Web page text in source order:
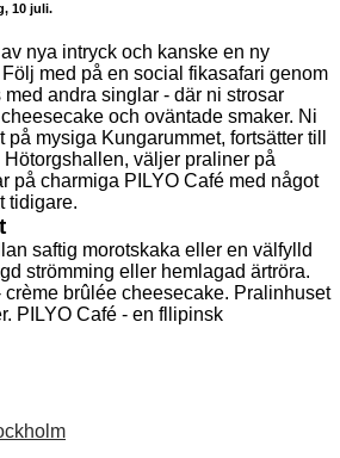
10 juli.
nya intryck och kanske en ny
med på en social fikasafari genom
andra singlar - där ni strosar
och oväntade smaker. Ni
mysiga Kungarummet, fortsätter till
väljer praliner på
på charmiga PILYO Café med något
tidigare.
saftig morotskaka eller en välfylld
strömming eller hemlagad ärtröra.
brûlée cheesecake. Pralinhuset
PILYO Café - en fllipinsk